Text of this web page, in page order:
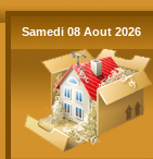
Samedi 08 Aout 2026